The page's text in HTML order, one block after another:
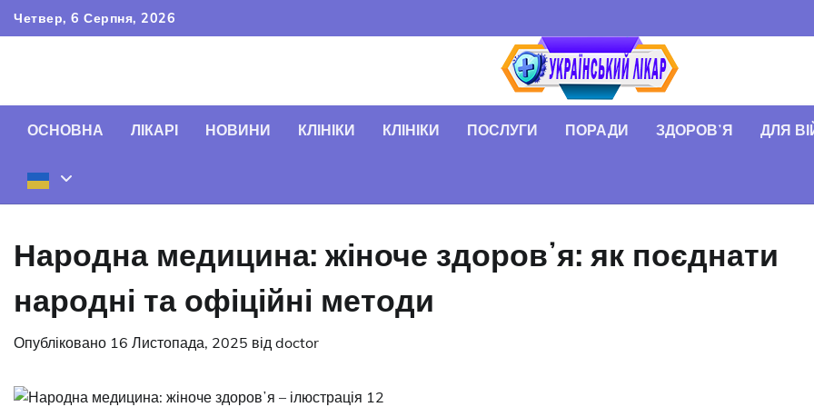
Перейти
до
Четвер, 6 Серпня, 2026
ОСНОВНА ЛІКАРІ НОВИНИ КЛІНІКИ КЛІНІКИ ПОСЛУГИ ПОРАДИ ЗДОРОВʼЯ ДЛЯ
Народна медицина: жіноче здоровʼя: як поєднати
народні та офіційні методи
Опубліковано 16 Листопада, 2025 від doctor